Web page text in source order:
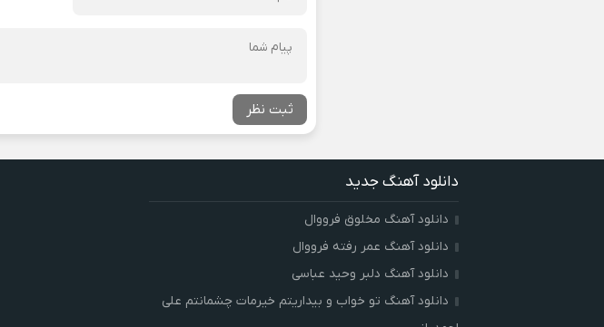
ثبت نظر
دانلود آهنگ جدید
دانلود آهنگ مخلوق فرووال
دانلود آهنگ عمر رفته فرووال
دانلود آهنگ دلبر وحید عباسی
دانلود آهنگ تو خواب و بیداریتم خیرمات چشمانتم علی